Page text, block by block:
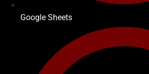
Google Sheets